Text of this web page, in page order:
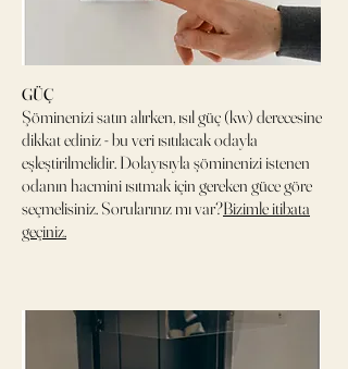
GÜÇ
Şöminenizi satın alırken, ısıl güç (kw) derecesine
dikkat ediniz - bu veri ısıtılacak odayla
eşleştirilmelidir. Dolayısıyla şöminenizi istenen
odanın hacmini ısıtmak için gereken güce göre
seçmelisiniz. Sorularınız mı var?Bizimle itibata
geçiniz.